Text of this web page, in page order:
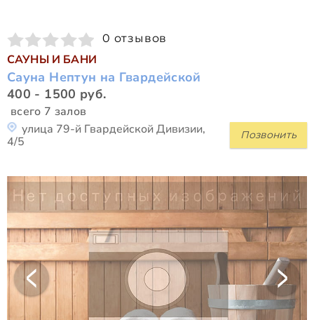
0 отзывов
САУНЫ И БАНИ
Сауна Нептун на Гвардейской
400 - 1500 руб.
всего 7 залов
Позвонить
улица 79-й Гвардейской Дивизии,
4/5